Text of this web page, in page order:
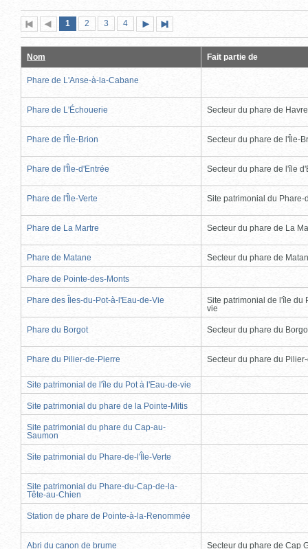
Première
page
Page
précédente
Page
1 (page
actuelle)
Page
2 Page
3 Page
4
suivante
page
Nom Fait partie de
Phare de L'Anse-à-la-Cabane
Phare de L'Échouerie Secteur du phare de
Phare de l'Île-Brion Secteur du phare de l'Île-
Phare de l'Île-d'Entrée Secteur du phare de l'île
Phare de l'Île-Verte Site patrimonial du Phare-
Phare de La Martre Secteur du phare de La
Phare de Matane Secteur du phare de
Phare de Pointe-des-Monts
Phare des Îles-du-Pot-à-l'Eau-de-Vie
Site patrimonial de l'île du
vie
Phare du Borgot Secteur du phare du
Phare du Pilier-de-Pierre Secteur du phare du
Site patrimonial de l'île du Pot à l'Eau-de-vie
Site patrimonial du phare de la Pointe-Mitis
Site patrimonial du phare du Cap-au-
Saumon
Site patrimonial du Phare-de-l'Île-Verte
Site patrimonial du Phare-du-Cap-de-la-
Tête-au-Chien
Station de phare de Pointe-à-la-Renommée
Abri du canon de brume Secteur du phare de Cap